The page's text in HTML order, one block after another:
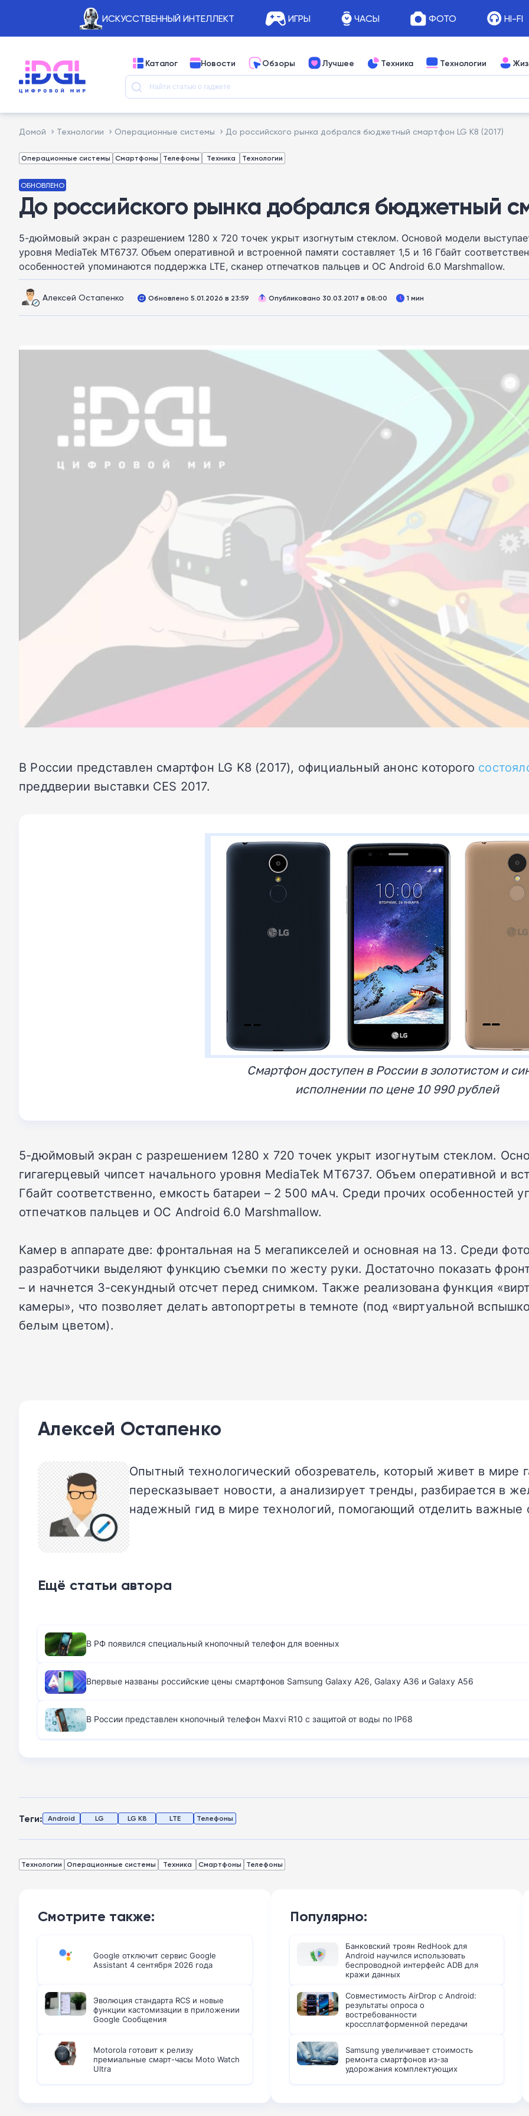
ИСКУССТВЕННЫЙ ИНТЕЛЛЕКТ ИГРЫ ЧАСЫ ФОТО HI-FI
Каталог Новости Обзоры Лучшее Техника Технологии
Домой Технологии Операционные системы До российского рынка добрался бюджетный смартфон LG K8 (2017)
Операционные системы Смартфоны Телефоны Техника Технологии
ОБНОВЛЕНО
До российского рынка добрался бюджетный
5-дюймовый экран с разрешением 1280 х 720 точек укрыт изогнутым стеклом. Основой модели
уровня MediaTek MT6737. Объем оперативной и встроенной памяти составляет 1,5 и 16 Гбайт
особенностей упоминаются поддержка LTE, сканер отпечатков пальцев и ОС Android 6.0 Marshmallow.
Алексей Остапенко Обновлено 5.01.2026 в 23:59 Опубликовано 30.03.2017 в 08:00 1 мин
В России представлен смартфон LG K8 (2017), официальный анонс которого
преддверии выставки CES 2017.
Смартфон доступен в России в золотистом и
исполнении по цене 10 990 рублей
5-дюймовый экран с разрешением 1280 х 720 точек укрыт изогнутым стеклом.
гигагерцевый чипсет начального уровня MediaTek MT6737. Объем оперативной и
Гбайт соответственно, емкость батареи – 2 500 мАч. Среди прочих особенностей
отпечатков пальцев и ОС Android 6.0 Marshmallow.
Камер в аппарате две: фронтальная на 5 мегапикселей и основная на 13. Среди
разработчики выделяют функцию съемки по жесту руки. Достаточно показать
– и начнется 3-секундный отсчет перед снимком. Также реализована функция
камеры», что позволяет делать автопортреты в темноте (под «виртуальной
белым цветом).
Алексей Остапенко
Опытный технологический обозреватель, который живет в мире
пересказывает новости, а анализирует тренды, разбирается в
надежный гид в мире технологий, помогающий отделить важные
Ещё статьи автора
В РФ появился специальный кнопочный телефон для военных
Впервые названы российские цены смартфонов Samsung Galaxy A26, Galaxy A36 и Galaxy A56
В России представлен кнопочный телефон Maxvi R10 с защитой от воды по IP68
Теги: Android LG LG K8 LTE Телефоны
Технологии Операционные системы Техника Смартфоны Телефоны
Смотрите также:
Google отключит сервис Google
Assistant 4 сентября 2026 года
Эволюция стандарта RCS и новые
функции кастомизации в приложении
Google Сообщения
Motorola готовит к релизу
премиальные смарт-часы Moto Watch
Ultra
Популярно:
Банковский троян RedHook для
Android научился использовать
беспроводной интерфейс ADB для
кражи данных
Совместимость AirDrop с Android:
результаты опроса о
востребованности
кроссплатформенной передачи
Samsung увеличивает стоимость
ремонта смартфонов из-за
удорожания комплектующих